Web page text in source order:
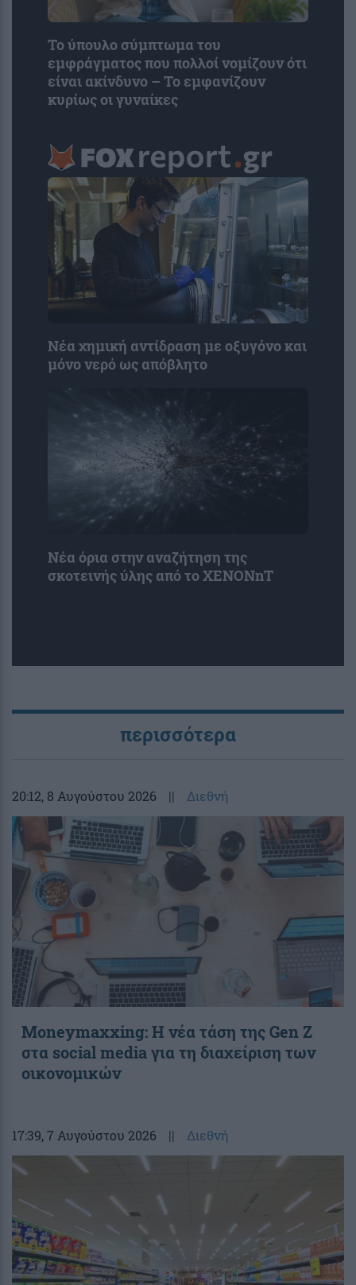
Το ύπουλο σύμπτωμα του
εμφράγματος που πολλοί νομίζουν ότι
είναι ακίνδυνο – Το εμφανίζουν
κυρίως οι γυναίκες
Νέα χημική αντίδραση με οξυγόνο και
μόνο νερό ως απόβλητο
Νέα όρια στην αναζήτηση της
σκοτεινής ύλης από το XENONnT
περισσότερα
20:12, 8 Αυγούστου 2026 || Διεθνή
Moneymaxxing: Η νέα τάση της Gen Z
στα social media για τη διαχείριση των
οικονομικών
17:39, 7 Αυγούστου 2026 || Διεθνή